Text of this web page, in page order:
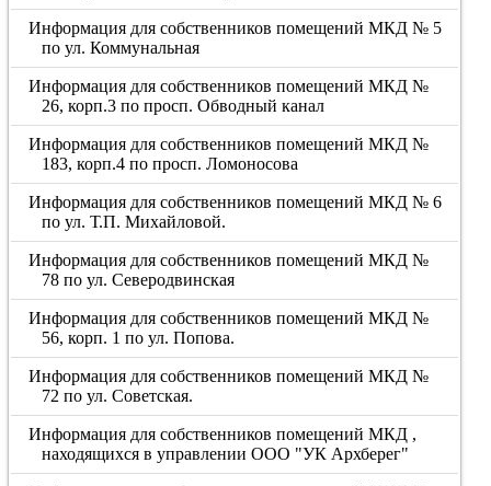
Информация для собственников помещений МКД № 5
по ул. Коммунальная
Информация для собственников помещений МКД №
26, корп.3 по просп. Обводный канал
Информация для собственников помещений МКД №
183, корп.4 по просп. Ломоносова
Информация для собственников помещений МКД № 6
по ул. Т.П. Михайловой.
Информация для собственников помещений МКД №
78 по ул. Северодвинская
Информация для собственников помещений МКД №
56, корп. 1 по ул. Попова.
Информация для собственников помещений МКД №
72 по ул. Советская.
Информация для собственников помещений МКД ,
находящихся в управлении ООО "УК Архберег"